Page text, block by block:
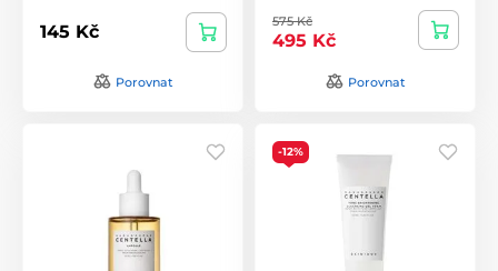
145 Kč
Porovnat
575 Kč
495 Kč
Porovnat
-12%